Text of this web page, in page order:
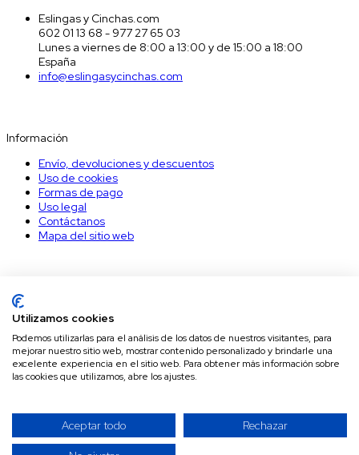
Eslingas y Cinchas.com
602 01 13 68 - 977 27 65 03
Lunes a viernes de 8:00 a 13:00 y de 15:00 a 18:00
España
info@eslingasycinchas.com
Información
Envío, devoluciones y descuentos
Uso de cookies
Formas de pago
Uso legal
Contáctanos
Mapa del sitio web
Suscríbete a nuestro boletín para recibir los últimos descuentos.
Puede darse de baja en cualquier momento. Para ello, consulte
nuestra información de contacto en el aviso legal.
Utilizamos cookies
Podemos utilizarlas para el análisis de los datos de nuestros visitantes, para
mejorar nuestro sitio web, mostrar contenido personalizado y brindarle una
excelente experiencia en el sitio web. Para obtener más información sobre
las cookies que utilizamos, abre los ajustes.
Aceptar todo Rechazar